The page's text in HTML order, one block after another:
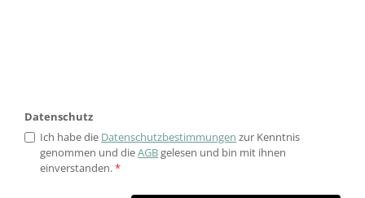
Datenschutz
Ich habe die Datenschutzbestimmungen zur Kenntnis
genommen und dieAGBgelesen und bin mit ihnen
einverstanden.*